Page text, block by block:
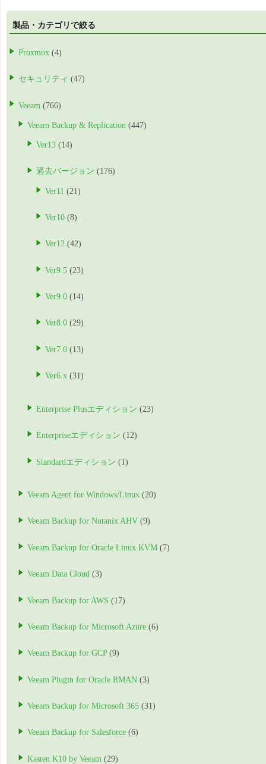
製品・カテゴリで絞る
Proxmox (4)
セキュリティ (47)
Veeam (766)
Veeam Backup & Replication (447)
Ver13 (14)
過去バージョン (176)
Ver11 (21)
Ver10 (8)
Ver12 (42)
Ver9.5 (23)
Ver9.0 (14)
Ver8.0 (29)
Ver7.0 (13)
Ver6.x (31)
Enterprise Plusエディション (23)
Enterpriseエディション (12)
Standardエディション (1)
Veeam Agent for Windows/Linux (20)
Veeam Backup for Nutanix AHV (9)
Veeam Backup for Oracle Linux KVM (7)
Veeam Data Cloud (3)
Veeam Backup for AWS (17)
Veeam Backup for Microsoft Azure (6)
Veeam Backup for GCP(9)
Veeam Plugin for Oracle RMAN (3)
Veeam Backup for Microsoft 365 (31)
Veeam Backup for Salesforce (6)
Kasten K10 by Veeam (29)